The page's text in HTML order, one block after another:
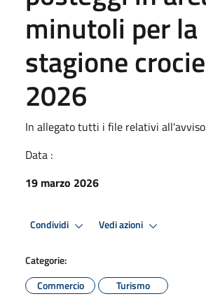
minutoli per la
stagione
2026
In allegato tutti i file relativi all'avviso
Data :
19 marzo 2026
Condividi Vedi azioni
Categorie:
Commercio
Turismo